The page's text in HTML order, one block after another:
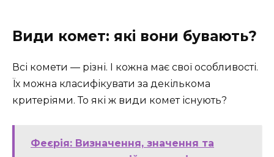
Види комет: які вони бувають?
Всі комети — різні. І кожна має свої особливості.
Їх можна класифікувати за декількома
критеріями. То які ж види комет існують?
Феєрія: Визначення, значення та